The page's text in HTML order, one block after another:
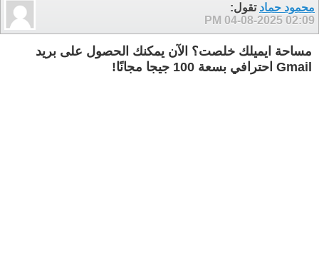
محمود حماد تقول:
04-08-2025 02:09 PM
مساحة ايميلك خلصت؟ الآن يمكنك الحصول على بريد
Gmail احترافي بسعة 100 جيجا مجانًا!